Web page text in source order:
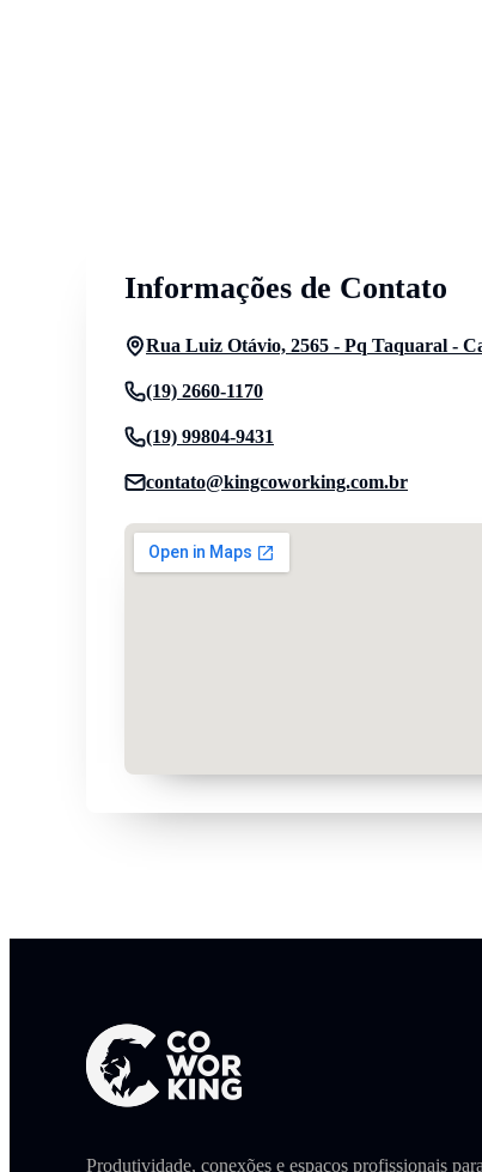
Informações de Contato
Rua Luiz Otávio, 2565 - Pq Taquaral -
(19) 2660-1170
(19) 99804-9431
contato@kingcoworking.com.br
Produtividade, conexões e espaços profissionais para